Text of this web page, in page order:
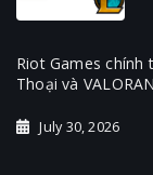
Riot Games chính
Thoại và
July 30, 2026